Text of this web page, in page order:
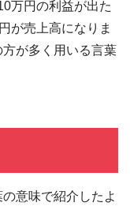
万円の利益が出た
が売上高になりま
が多く用いる言葉
意味で紹介したよ